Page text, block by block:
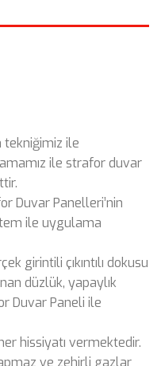
ile
ile strafor duvar
Duvar Panelleri’nin
ile uygulama
girintili çıkıntılı dokusu
düzlük, yapaylık
Duvar Paneli ile
hissiyatı vermektedir.
ve zehirli gazlar